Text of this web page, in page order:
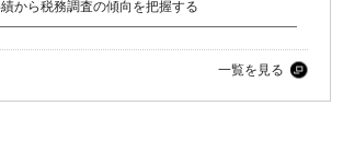
から税務調査の傾向を把握する
一覧を見る